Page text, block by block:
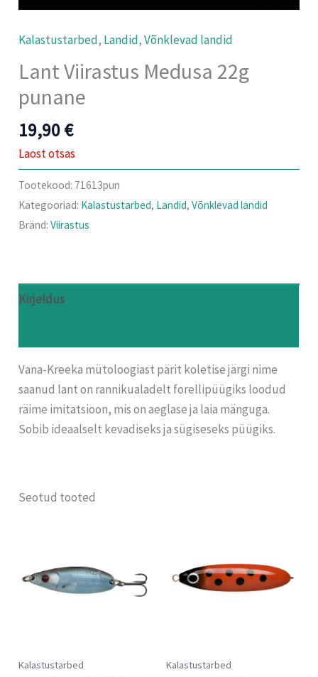
Kalastustarbed, Landid,Võnklevad landid
Lant Viirastus Medusa 22g
punane
19,90€
Laost otsas
Tootekood: 71613pun
Kategooriad: Kalastustarbed, Landid,Võnklevad landid
Bränd:Viirastus
Kirjeldus
Vana-Kreeka mütoloogiast pärit koletise järgi nime
saanud lant on rannikualadelt forellipüügiks loodud
räime imitatsioon, mis on aeglase ja laia mänguga.
Sobib ideaalselt kevadiseks ja sügiseseks püügiks.
Seotud tooted
Kalastustarbed Kalastustarbed